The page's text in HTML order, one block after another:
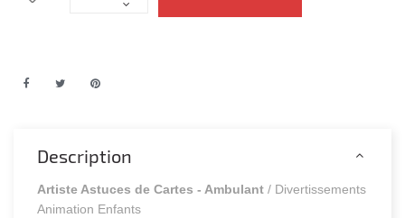
Description
Artiste Astuces de Cartes - Ambulant/ Divertissements
Animation Enfants